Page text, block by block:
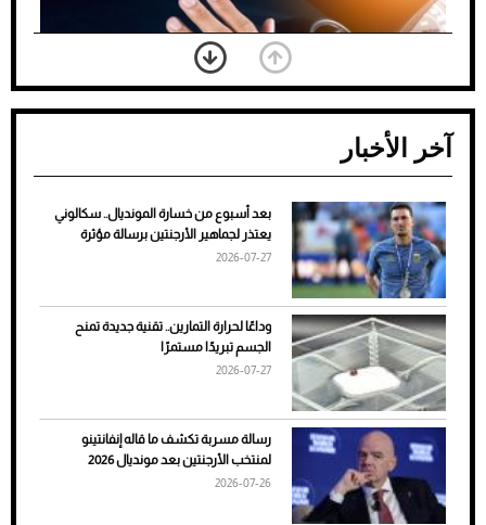
ضعف تبريد مكيف السيارة عند الوقوف.. أشهر
الأسباب والحلول
آخر الأخبار
بعد أسبوع من خسارة المونديال.. سكالوني
يعتذر لجماهير الأرجنتين برسالة مؤثرة
2026-07-27
وداعًا لحرارة التمارين.. تقنية جديدة تمنح
الجسم تبريدًا مستمرًا
2026-07-27
رسالة مسربة تكشف ما قاله إنفانتينو
لمنتخب الأرجنتين بعد مونديال 2026
2026-07-26